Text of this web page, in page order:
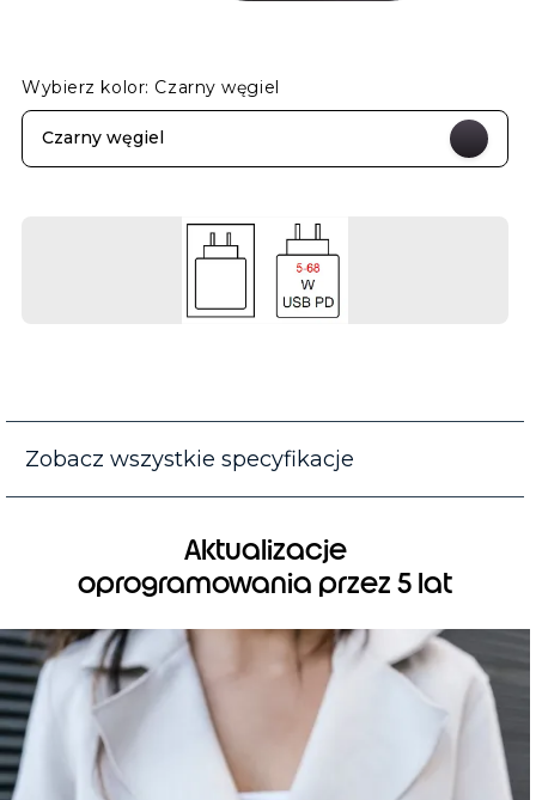
Wybierz kolor: Czarny węgiel
Czarny węgiel
Zobacz wszystkie specyfikacje
Aktualizacje
oprogramowania przez 5 lat